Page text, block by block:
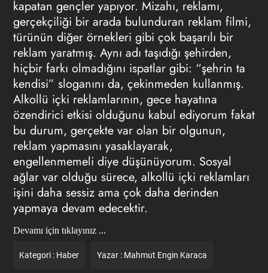
kapatan gençler yapıyor. Mizahı, reklamı,
gerçekçiliği bir arada bulunduran reklam filmi,
türünün diğer örnekleri gibi çok başarılı bir
reklam yaratmış. Aynı adı taşıdığı şehirden,
hiçbir farkı olmadığını ispatlar gibi: “şehrin ta
kendisi” sloganını da, çekinmeden kullanmış.
Alkollü içki reklamlarının, gece hayatına
özendirici etkisi olduğunu kabul ediyorum fakat
bu durum, gerçekte var olan bir olgunun,
reklam yapmasını yasaklayarak,
engellenmemeli diye düşünüyorum. Sosyal
ağlar var olduğu sürece, alkollü içki reklamları
işini daha sessiz ama çok daha derinden
yapmaya devam edecektir.
Devamı için tıklayınız ...
Kategori : Haber Yazar : Mahmut Engin Karaca